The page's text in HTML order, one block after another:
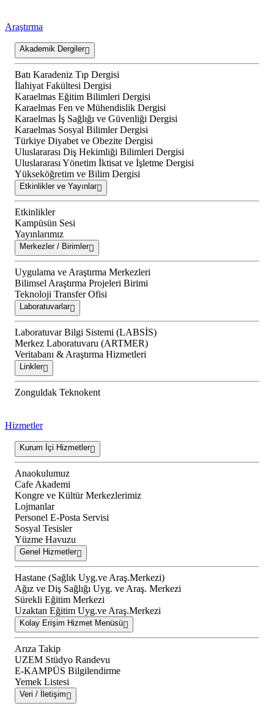
Araştırma
Akademik Dergiler
Batı Karadeniz Tıp Dergisi
İlahiyat Fakültesi Dergisi
Karaelmas Eğitim Bilimleri Dergisi
Karaelmas Fen ve Mühendislik Dergisi
Karaelmas İş Sağlığı ve Güvenliği Dergisi
Karaelmas Sosyal Bilimler Dergisi
Türkiye Diyabet ve Obezite Dergisi
Uluslararası Diş Hekimliği Bilimleri Dergisi
Uluslararası Yönetim İktisat ve İşletme Dergisi
Yükseköğretim ve Bilim Dergisi
Etkinlikler ve Yayınlar
Etkinlikler
Kampüsün Sesi
Yayınlarımız
Merkezler / Birimler
Uygulama ve Araştırma Merkezleri
Bilimsel Araştırma Projeleri Birimi
Teknoloji Transfer Ofisi
Laboratuvarlar
Laboratuvar Bilgi Sistemi (LABSİS)
Merkez Laboratuvaru (ARTMER)
Veritabanı & Araştırma Hizmetleri
Linkler
Zonguldak Teknokent
Hizmetler
Kurum İçi Hizmetler
Anaokulumuz
Cafe Akademi
Kongre ve Kültür Merkezlerimiz
Lojmanlar
Personel E-Posta Servisi
Sosyal Tesisler
Yüzme Havuzu
Genel Hizmetler
Hastane (Sağlık Uyg.ve Araş.Merkezi)
Ağız ve Diş Sağlığı Uyg. ve Araş. Merkezi
Sürekli Eğitim Merkezi
Uzaktan Eğitim Uyg.ve Araş.Merkezi
Kolay Erişim Hizmet Menüsü
Arıza Takip
UZEM Stüdyo Randevu
E-KAMPÜS Bilgilendirme
Yemek Listesi
Veri / İletişim